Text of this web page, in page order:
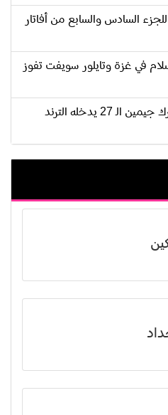
السادس والسابع من أفاتار
في غزة وتايلور سويفت تفوز
عيد ميلاد عضو فريق BTS بارك جيمين الـ 27 يدخله الترند